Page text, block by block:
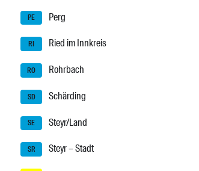
PE Perg
RI Ried im Innkreis
RO Rohrbach
SD Schärding
SE Steyr/Land
SR Steyr – Stadt